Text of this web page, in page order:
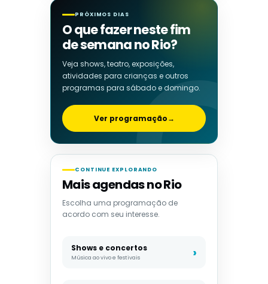
PRÓXIMOS DIAS
O que fazer neste fim
de semana no Rio?
Veja shows, teatro, exposições,
atividades para crianças e outros
programas para sábado e domingo.
Ver programação→
CONTINUE EXPLORANDO
Mais agendas no Rio
Escolha uma programação de
acordo com seu interesse.
Shows e concertos
Música ao vivo e festivais